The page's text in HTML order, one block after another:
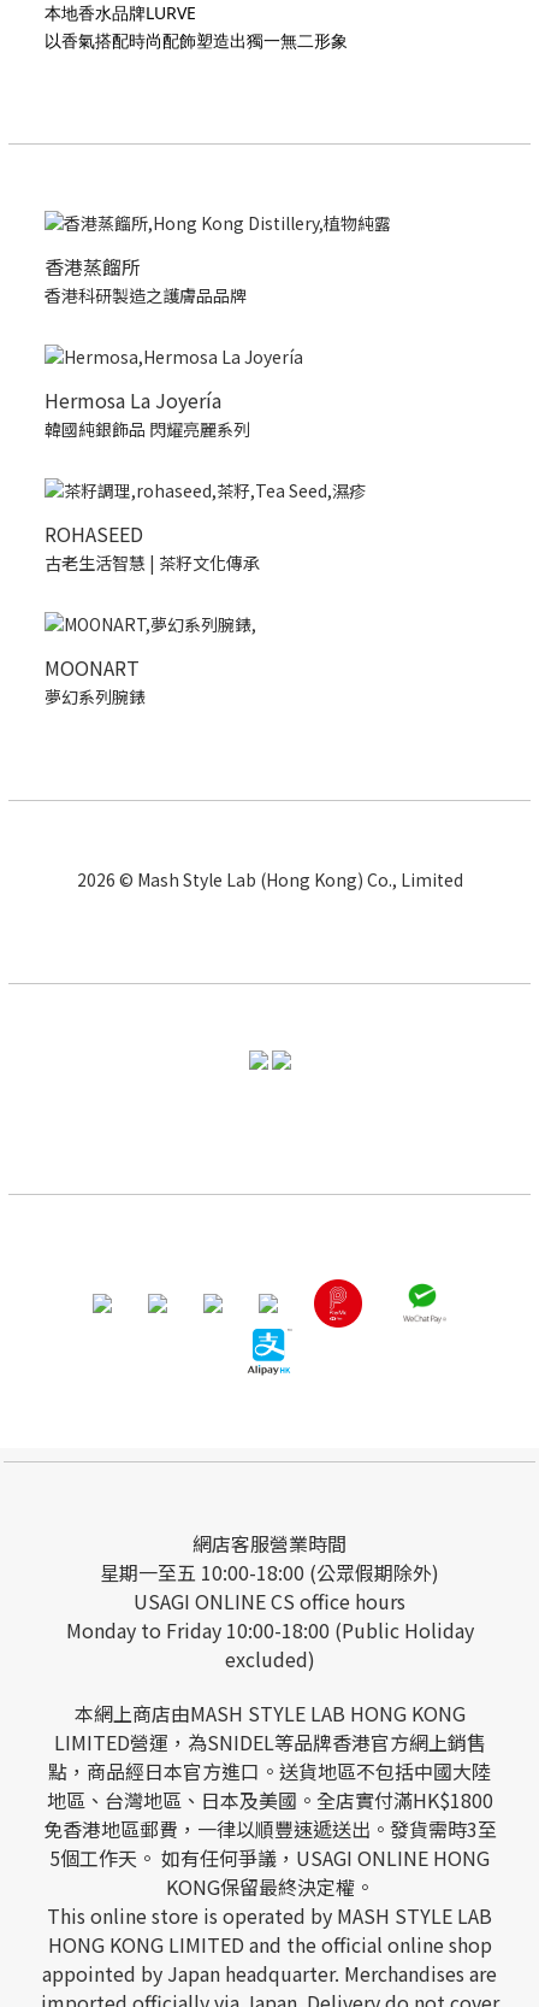
本地香水品牌LURVE
以香氣搭配時尚配飾塑造出獨一無二形象
香港蒸餾所
香港科研製造之護膚品品牌
Hermosa La Joyería
韓國純銀飾品 閃耀亮麗系列
ROHASEED
古老生活智慧 | 茶籽文化傳承
MOONART
夢幻系列腕錶
2026 © Mash Style Lab (Hong Kong) Co., Limited
網店客服營業時間
星期一至五 10:00-18:00 (公眾假期除外)
USAGI ONLINE CS office hours
Monday to Friday 10:00-18:00 (Public Holiday
excluded)
本網上商店由MASH STYLE LAB HONG KONG
LIMITED營運，為SNIDEL等品牌香港官方網上銷售
點，商品經日本官方進口。送貨地區不包括中國大陸
地區、台灣地區、日本及美國。全店實付滿HK$1800
免香港地區郵費，一律以順豐速遞送出。發貨需時3至
5個工作天。 如有任何爭議，USAGI ONLINE HONG
KONG保留最終決定權。
This online store is operated by MASH STYLE LAB
HONG KONG LIMITED and the official online shop
appointed by Japan headquarter. Merchandises are